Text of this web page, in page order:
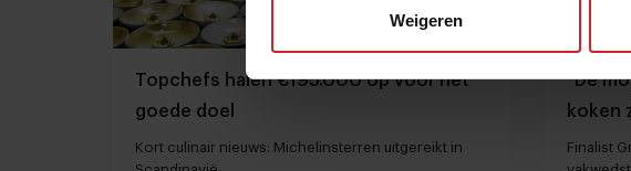
Weigeren
Topchefs halen €195.000 op voor het
goede doel
Kort culinair nieuws: Michelinsterren uitgereikt in
"De
koken
Finalist